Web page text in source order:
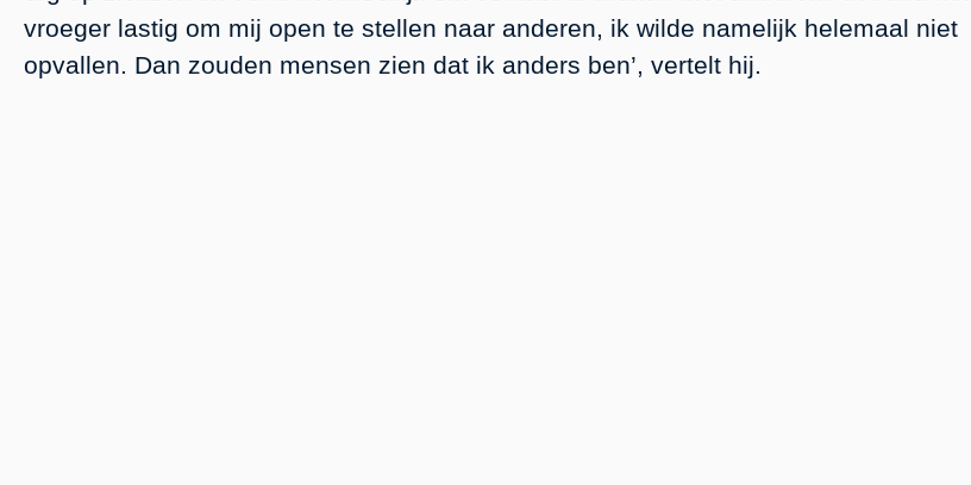
vroeger lastig om mij open te stellen naar anderen, ik wilde namelijk helemaal niet
opvallen. Dan zouden mensen zien dat ik anders ben’, vertelt hij.